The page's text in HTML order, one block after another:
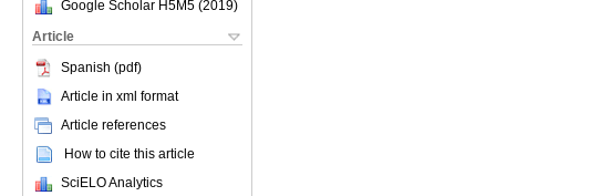
Google Scholar H5M5 (2019)
Article
Spanish (pdf)
Article in xml format
Article references
How to cite this article
SciELO Analytics